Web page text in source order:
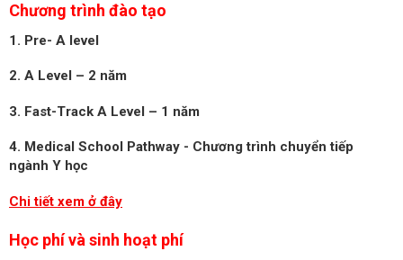
Chương trình đào tạo
1. Pre- A level
2. A Level – 2 năm
3. Fast-Track A Level – 1 năm
4. Medical School Pathway - Chương trình chuyển tiếp
ngành Y học
Chi tiết xem ở đây
Học phí và sinh hoạt phí